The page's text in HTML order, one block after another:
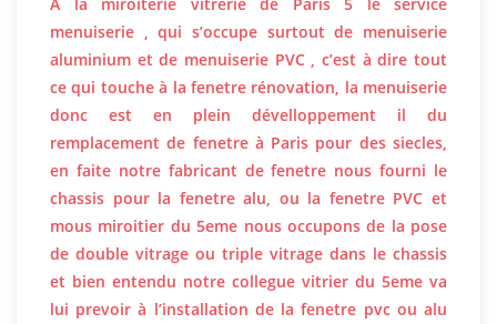
menuiserie , qui s’occupe surtout de menuiserie
aluminium et de menuiserie PVC , c’est à dire tout
ce qui touche à la fenetre rénovation, la menuiserie
donc est en plein dévelloppement il du
remplacement de fenetre à Paris pour des siecles,
en faite notre fabricant de fenetre nous fourni le
chassis pour la fenetre alu, ou la fenetre PVC et
mous miroitier du 5eme nous occupons de la pose
de double vitrage ou triple vitrage dans le chassis
et bien entendu notre collegue vitrier du 5eme va
lui prevoir à l’installation de la fenetre pvc ou alu